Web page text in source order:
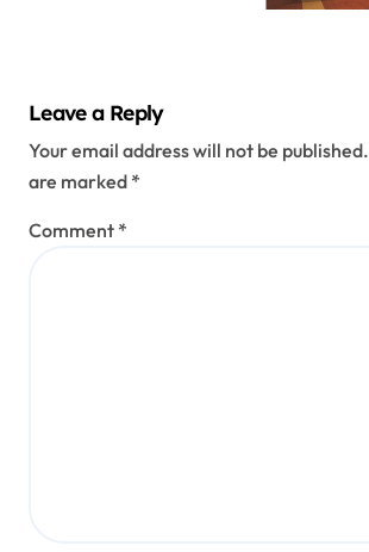
Leave a Reply
Your email address will not be published.
are marked *
Comment *